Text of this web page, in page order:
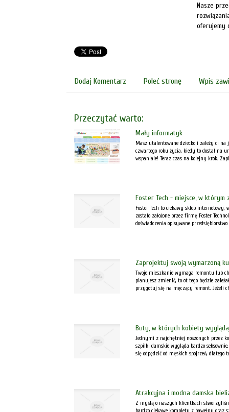
Nasze
oferujemy
Dodaj Komentarz Poleć stronę Wpis
Przeczytać warto:
Mały informatyk
Masz utalentowane dziecko i zależy ci na
czwartego roku życia, kiedy to dostał na
wspaniale! Teraz czas na kolejny krok.
Foster Tech - miejsce, w którym
Foster Tech to ciekawy sklep internetowy,
zostało założone przez firmę Foster
doświadczenia opisywane
Zaprojektuj swoją wymarzoną
Twoje mieszkanie wymaga remontu lub
planujesz zmienić, to ot tego będzie
przygotuj się na męczący remont. Jeżeli
Buty, w których kobiety
Jednymi z najchętniej noszonych przez
szpilki damskie wygląda bardzo
się odpędzić od męskich spojrzeń, dlatego
Atrakcyjna i modna damska
Z myślą o naszych klientkach